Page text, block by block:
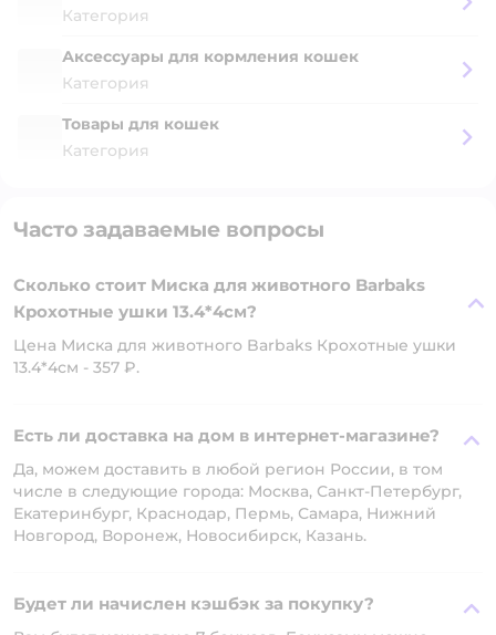
Категория
Аксессуары для кормления кошек
Категория
Товары для кошек
Категория
Часто задаваемые вопросы
Сколько стоит Миска для животного Barbaks
Крохотные ушки 13.4*4см?
Цена Миска для животного Barbaks Крохотные ушки
13.4*4см - 357 ₽.
Есть ли доставка на дом в интернет-магазине?
Да, можем доставить в любой регион России, в том
числе в следующие города: Москва, Санкт-Петербург,
Екатеринбург, Краснодар, Пермь, Самара, Нижний
Новгород, Воронеж, Новосибирск, Казань.
Будет ли начислен кэшбэк за покупку?